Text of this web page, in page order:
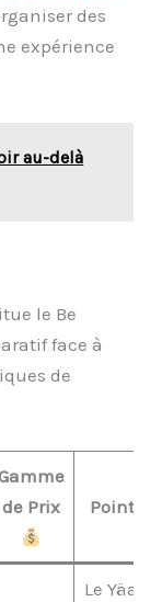
des
expérience
au-delà
le Be
face à
de
de Prix
Point
Le Yäan